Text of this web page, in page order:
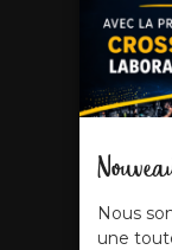
Nous
une